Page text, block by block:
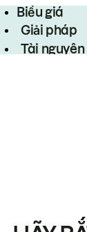
Biểu giá
Giải pháp
Tài nguyên